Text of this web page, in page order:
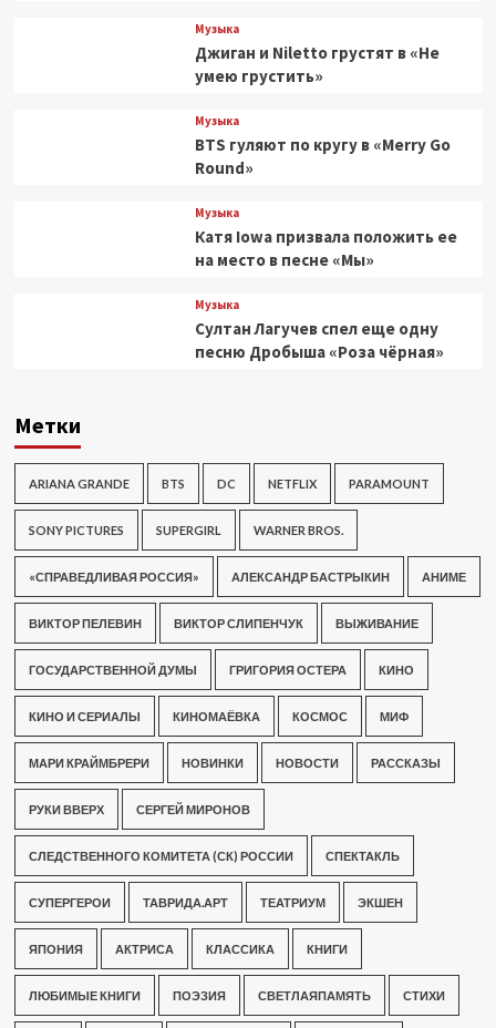
Музыка
Джиган и Niletto грустят в «Не
умею грустить»
Музыка
BTS гуляют по кругу в «Merry Go
Round»
Музыка
Катя Iowa призвала положить ее
на место в песне «Мы»
Музыка
Султан Лагучев спел еще одну
песню Дробыша «Роза чёрная»
Метки
ARIANA GRANDE BTS DC NETFLIX PARAMOUNT
SONY PICTURES SUPERGIRL WARNER BROS.
«СПРАВЕДЛИВАЯ РОССИЯ» АЛЕКСАНДР БАСТРЫКИН АНИМЕ
ВИКТОР ПЕЛЕВИН ВИКТОР СЛИПЕНЧУК ВЫЖИВАНИЕ
ГОСУДАРСТВЕННОЙ ДУМЫ ГРИГОРИЯ ОСТЕРА КИНО
КИНО И СЕРИАЛЫ КИНОМАЁВКА КОСМОС МИФ
МАРИ КРАЙМБРЕРИ НОВИНКИ НОВОСТИ РАССКАЗЫ
РУКИ ВВЕРХ СЕРГЕЙ МИРОНОВ
СЛЕДСТВЕННОГО КОМИТЕТА (СК) РОССИИ СПЕКТАКЛЬ
СУПЕРГЕРОИ ТАВРИДА.АРТ ТЕАТРИУМ ЭКШЕН
ЯПОНИЯ АКТРИСА КЛАССИКА КНИГИ
ЛЮБИМЫЕ КНИГИ ПОЭЗИЯ СВЕТЛАЯПАМЯТЬ СТИХИ